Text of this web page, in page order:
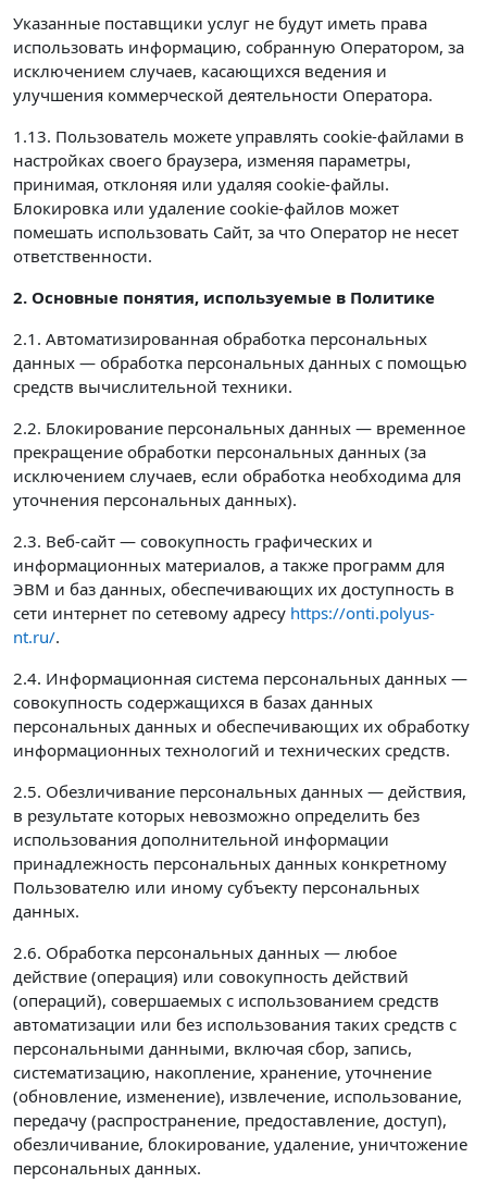
Указанные поставщики услуг не будут иметь права
использовать информацию, собранную Оператором, за
исключением случаев, касающихся ведения и
улучшения коммерческой деятельности Оператора.
1.13. Пользователь можете управлять cookie-файлами в
настройках своего браузера, изменяя параметры,
принимая, отклоняя или удаляя cookie-файлы.
Блокировка или удаление cookie-файлов может
помешать использовать Сайт, за что Оператор не несет
ответственности.
2. Основные понятия, используемые в Политике
2.1. Автоматизированная обработка персональных
данных — обработка персональных данных с помощью
средств вычислительной техники.
2.2. Блокирование персональных данных — временное
прекращение обработки персональных данных (за
исключением случаев, если обработка необходима для
уточнения персональных данных).
2.3. Веб-сайт — совокупность графических и
информационных материалов, а также программ для
ЭВМ и баз данных, обеспечивающих их доступность в
сети интернет по сетевому адресу https://onti.polyus-
nt.ru/.
2.4. Информационная система персональных данных —
совокупность содержащихся в базах данных
персональных данных и обеспечивающих их обработку
информационных технологий и технических средств.
2.5. Обезличивание персональных данных — действия,
в результате которых невозможно определить без
использования дополнительной информации
принадлежность персональных данных конкретному
Пользователю или иному субъекту персональных
данных.
2.6. Обработка персональных данных — любое
действие (операция) или совокупность действий
(операций), совершаемых с использованием средств
автоматизации или без использования таких средств с
персональными данными, включая сбор, запись,
систематизацию, накопление, хранение, уточнение
(обновление, изменение), извлечение, использование,
передачу (распространение, предоставление, доступ),
обезличивание, блокирование, удаление, уничтожение
персональных данных.